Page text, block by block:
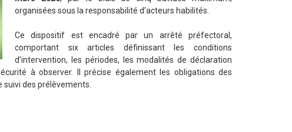
organisées sous la responsabilité d’acteurs habilités.
Ce dispositif est encadré par un arrêté préfectoral,
comportant six articles définissant les conditions
d’intervention, les périodes, les modalités de déclaration
à observer. Il précise également les obligations des
des prélèvements.